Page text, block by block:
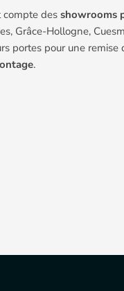
compte des showrooms
Grâce-Hollogne,
portes pour une remise
.